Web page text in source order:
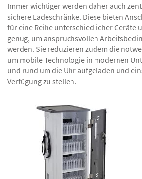
Immer wichtiger werden daher auch
sichere Ladeschränke. Diese bieten
für eine Reihe unterschiedlicher Geräte
genug, um anspruchsvollen
werden. Sie reduzieren zudem die
um mobile Technologie in modernen
und rund um die Uhr aufgeladen und
Verfügung zu stellen.